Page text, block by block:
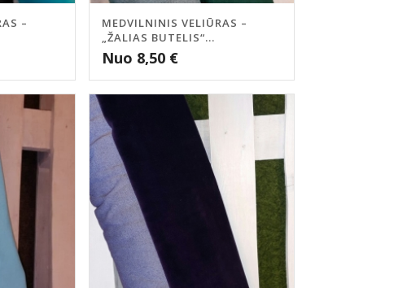
–
MEDVILNINIS VELIŪRAS –
„ŽALIAS BUTELIS“...
Nuo 8,50 €